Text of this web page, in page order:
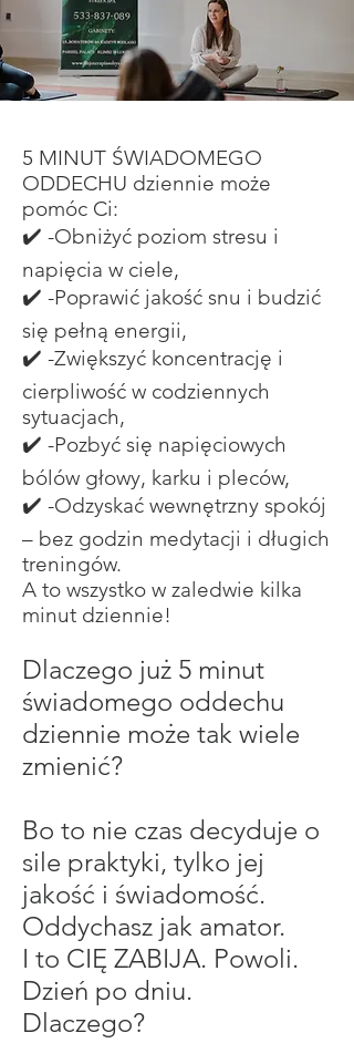
5 MINUT ŚWIADOMEGO
ODDECHU dziennie może
pomóc Ci:
✔️ -Obniżyć poziom stresu i
napięcia w ciele,
✔️ -Poprawić jakość snu i budzić
się pełną energii,
✔️ -Zwiększyć koncentrację i
cierpliwość w codziennych
sytuacjach,
✔️ -Pozbyć się napięciowych
bólów głowy, karku i pleców,
✔️ -Odzyskać wewnętrzny spokój
– bez godzin medytacji i długich
treningów.
A to wszystko w zaledwie kilka
minut dziennie!
Dlaczego już 5 minut
świadomego oddechu
dziennie może tak wiele
zmienić?
Bo to nie czas decyduje o
sile praktyki, tylko jej
jakość i świadomość.
Oddychasz jak amator.
I to CIĘ ZABIJA. Powoli.
Dzień po dniu.
Dlaczego?